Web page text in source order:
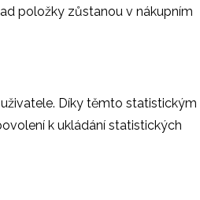
položky zůstanou v nákupním
Díky těmto statistickým
k ukládání statistických